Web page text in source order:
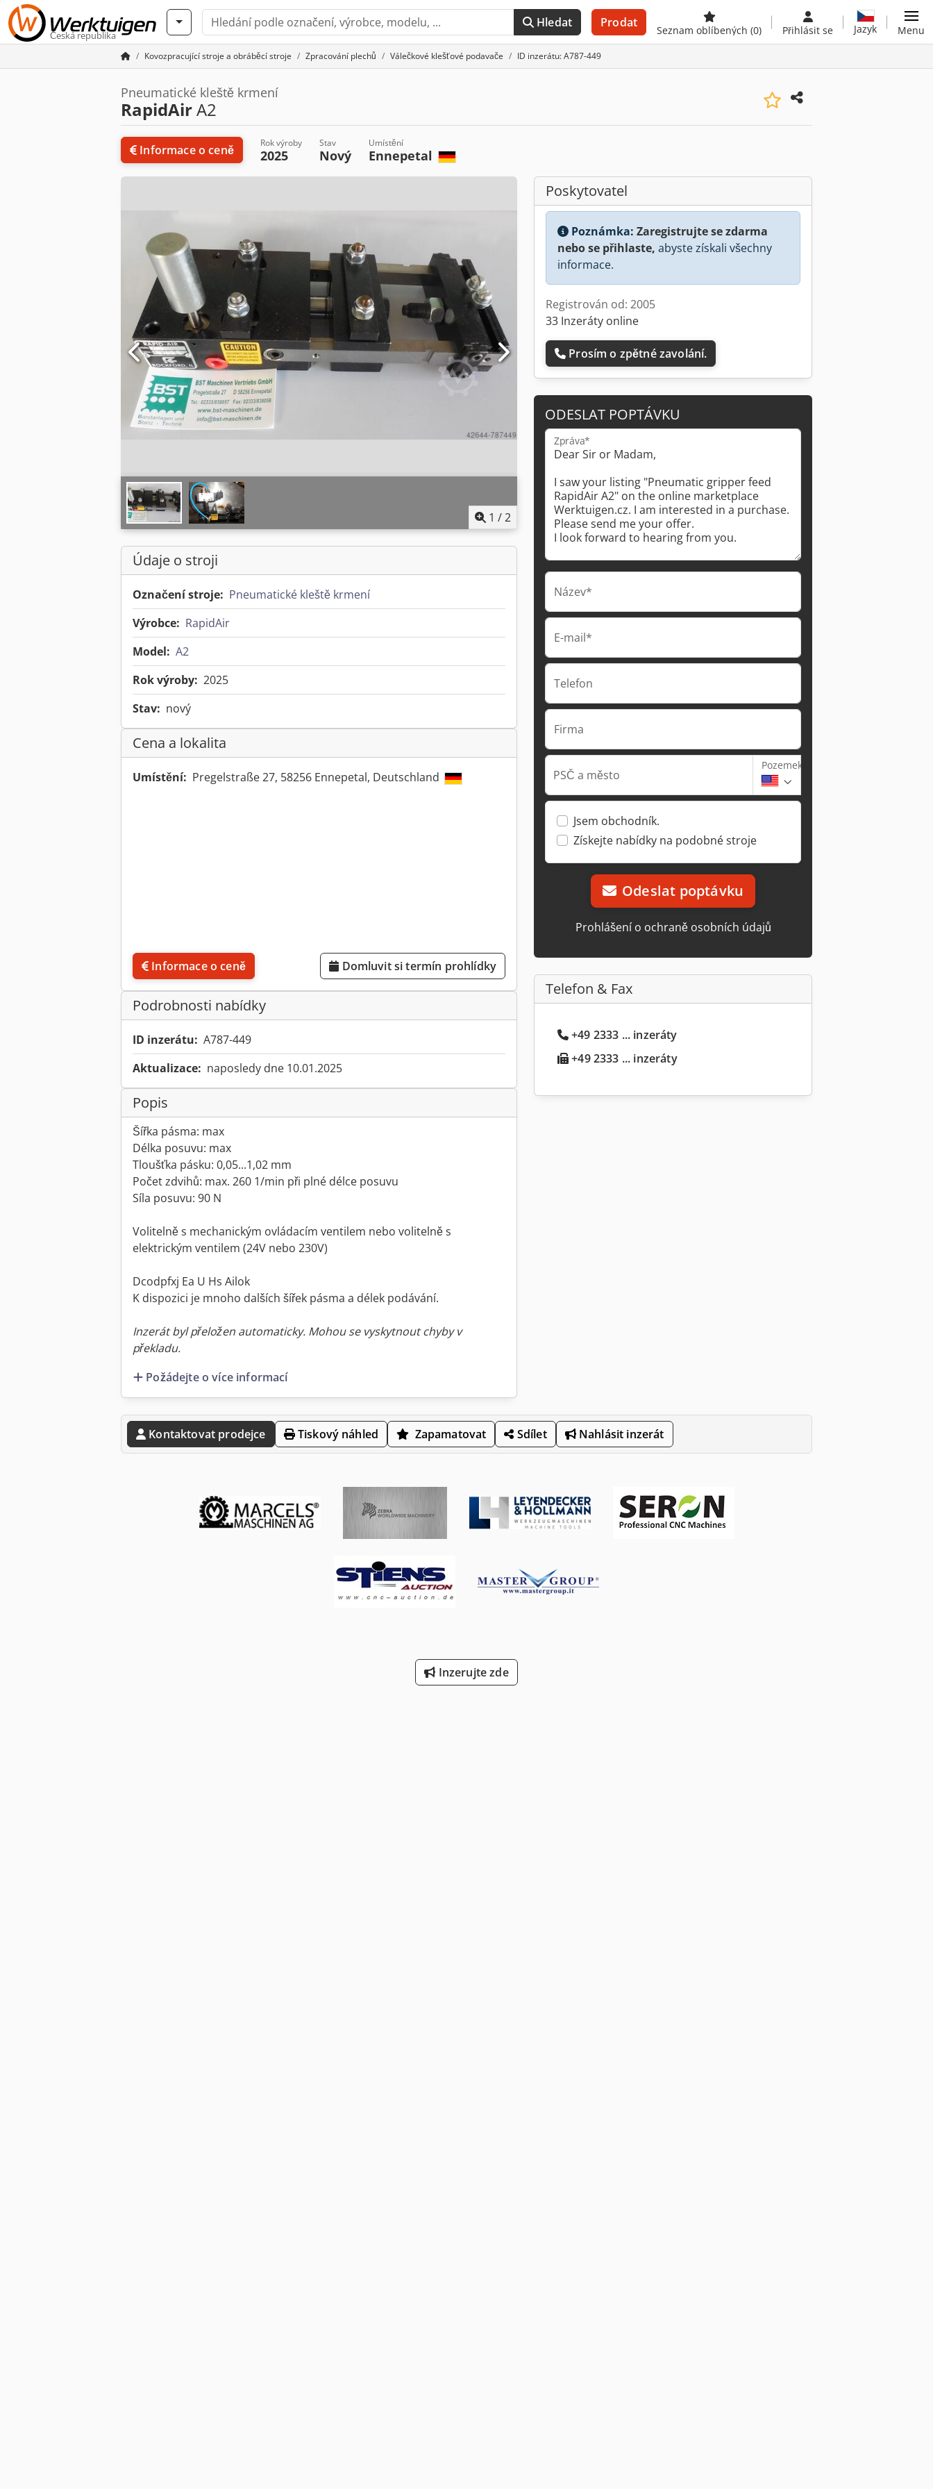
Česká republika
Hledat Prodat
Seznam oblíbených (0) Přihlásit se Jazyk Menu
Kovozpracující stroje a obráběcí stroje Zpracování plechů Válečkové klešťové podavače ID inzerátu: A787-449
Pneumatické kleště krmení
RapidAirA2
Informace o ceně Rok výroby
2025
Stav
Nový
Umístění
Ennepetal
1 /2
Údaje o stroji
Označení stroje: Pneumatické kleště krmení
Výrobce: RapidAir
Model: A2
Rok výroby: 2025
Stav: nový
Cena a lokalita
Umístění: Pregelstraße 27, 58256 Ennepetal, Deutschland
Informace o ceně Domluvit si termín prohlídky
Podrobnosti nabídky
ID inzerátu: A787-449
Aktualizace: naposledy dne 10.01.2025
Popis
Šířka pásma: max
Délka posuvu: max
Tloušťka pásku: 0,05...1,02 mm
Počet zdvihů: max. 260 1/min při plné délce posuvu
Síla posuvu: 90 N
Volitelně s mechanickým ovládacím ventilem nebo volitelně s
elektrickým ventilem (24V nebo 230V)
Dcodpfxj Ea U Hs Ailok
K dispozici je mnoho dalších šířek pásma a délek podávání.
Inzerát byl přeložen automaticky. Mohou se vyskytnout chyby v
překladu.
Požádejte o více informací
Poskytovatel
Poznámka: Zaregistrujte se zdarma
nebo se přihlaste, abyste získali všechny
informace.
Registrován od: 2005
33 Inzeráty online
Prosím o zpětné zavolání.
ODESLAT POPTÁVKU
Zpráva*
Název*
E-mail*
Telefon
Firma
PSČ a město
Pozemek
Jsem obchodník.
Získejte nabídky na podobné stroje
Odeslat poptávku
Prohlášení o ochraně osobních údajů
Telefon & Fax
+49 2333 ... inzeráty
+49 2333 ... inzeráty
Kontaktovat prodejce Tiskový náhled Zapamatovat Sdílet Nahlásit inzerát
Inzerujte zde